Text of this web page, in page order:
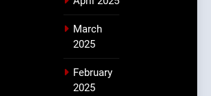
March
2025
February
2025